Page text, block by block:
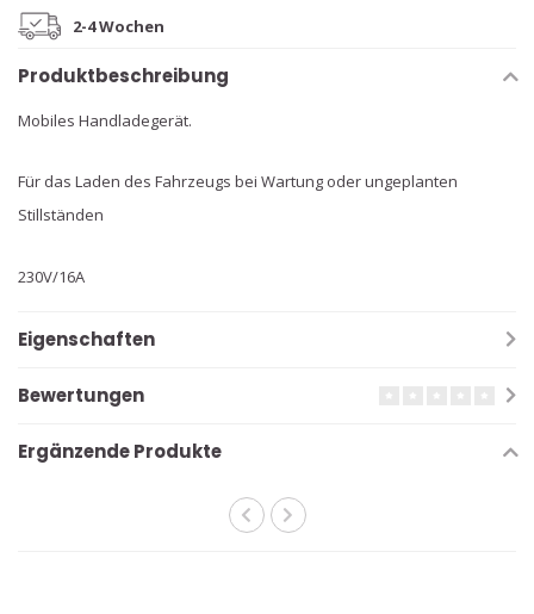
2-4 Wochen
Produktbeschreibung
Mobiles Handladegerät.
Für das Laden des Fahrzeugs bei Wartung oder ungeplanten
Stillständen
230V/16A
Eigenschaften
Bewertungen
Ergänzende Produkte